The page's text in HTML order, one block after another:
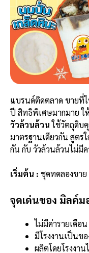
แบรนด์ติดตลาด ขายที่
ปี สิทธิพิเศษมากมาย ใ
วัวล้วนล้วนใช้วัตถุดิบ
มาตรฐานเดียวกัน สูตร
กัน กับ วัวล้วนล้วนไม่มี
เริ่มต้น : ชุดทดลองขา
จุดเด่นของ มิลค์ม
ไม่มีค่ารายเดือ
มีโรงงานเป็นข
ผลิตโดยโรงงา